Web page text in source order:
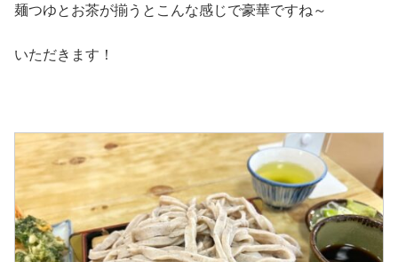
麺つゆとお茶が揃うとこんな感じで豪華ですね～
いただきます！